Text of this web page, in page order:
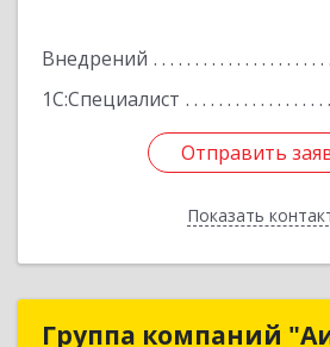
Внедрений
1С:Специалист
Отправить
Показать
Отправить
Назад
Группа компаний
Группа